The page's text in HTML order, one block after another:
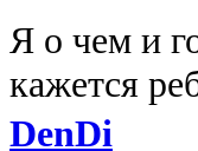
Я о чем и
кажется
DenDi